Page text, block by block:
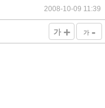
2008-10-09 11:39
가 + 가 -